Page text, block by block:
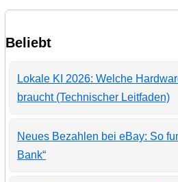
Beliebt
Lokale KI 2026: Welche
braucht (Technischer Leitfaden)
Neues Bezahlen bei eBay: So
Bank“